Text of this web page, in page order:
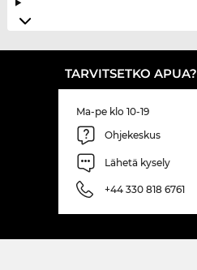
TARVITSETKO APUA?
Ma-pe klo 10-19
Ohjekeskus
Lähetä kysely
+44 330 818 6761